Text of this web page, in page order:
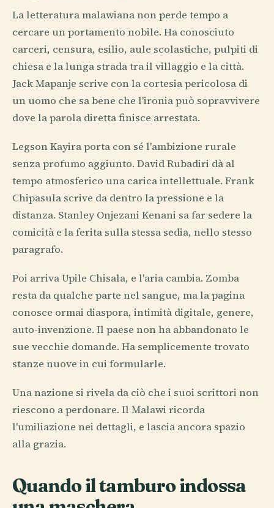
La letteratura malawiana non perde tempo a
cercare un portamento nobile. Ha conosciuto
carceri, censura, esilio, aule scolastiche, pulpiti di
chiesa e la lunga strada tra il villaggio e la città.
Jack Mapanje scrive con la cortesia pericolosa di
un uomo che sa bene che l'ironia può sopravvivere
dove la parola diretta finisce arrestata.
Legson Kayira porta con sé l'ambizione rurale
senza profumo aggiunto. David Rubadiri dà al
tempo atmosferico una carica intellettuale. Frank
Chipasula scrive da dentro la pressione e la
distanza. Stanley Onjezani Kenani sa far sedere la
comicità e la ferita sulla stessa sedia, nello stesso
paragrafo.
Poi arriva Upile Chisala, e l'aria cambia. Zomba
resta da qualche parte nel sangue, ma la pagina
conosce ormai diaspora, intimità digitale, genere,
auto-invenzione. Il paese non ha abbandonato le
sue vecchie domande. Ha semplicemente trovato
stanze nuove in cui formularle.
Una nazione si rivela da ciò che i suoi scrittori non
riescono a perdonare. Il Malawi ricorda
l'umiliazione nei dettagli, e lascia ancora spazio
alla grazia.
Quando il tamburo indossa